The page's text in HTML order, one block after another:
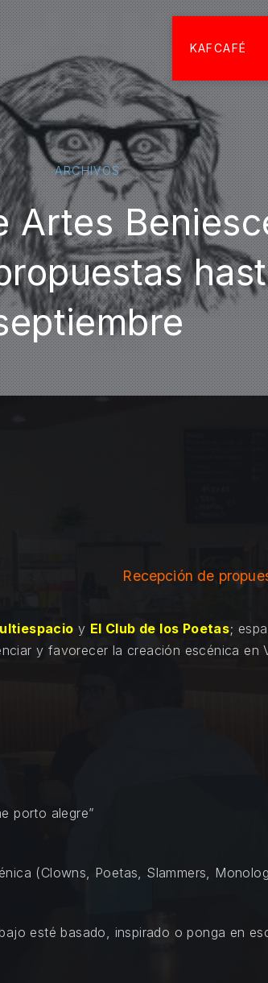
KAFCAFÉ
ARCHIVOS
Artes
Recepción de
y El Club de los Poetas;
y favorecer la creación escénica en
porto alegre”
(Clowns, Poetas, Slammers,
esté basado, inspirado o ponga en